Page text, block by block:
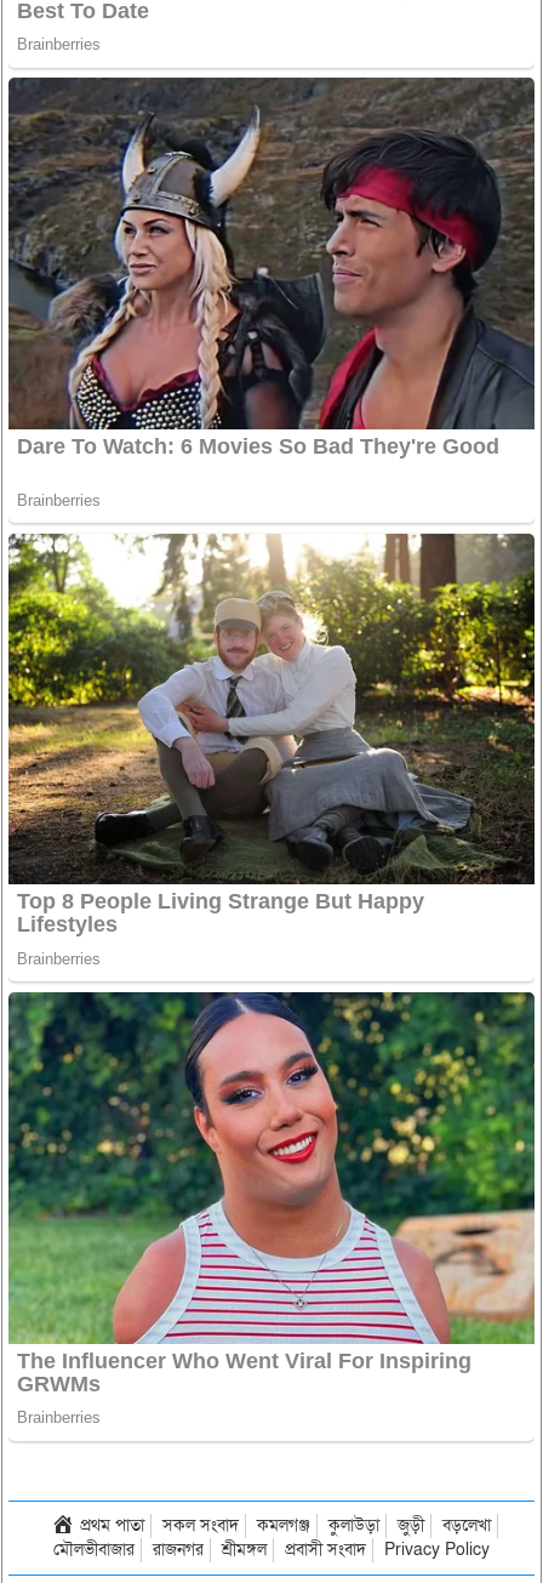
প্রথম পাতা সকল সংবাদ কমলগঞ্জ কুলাউড়া জুড়ী
বড়লেখা
মৌলভীবাজার
রাজনগর শ্রীমঙ্গল প্রবাসী সংবাদ Privacy Policy